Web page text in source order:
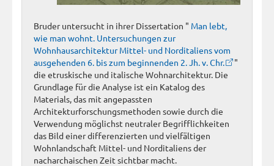
Bruder untersucht in ihrer Dissertation " Man lebt,
wie man wohnt. Untersuchungen zur
Wohnhausarchitektur Mittel- und Norditaliens vom
ausgehenden 6. bis zum beginnenden 2. Jh. v. Chr.
"
die etruskische und italische Wohnarchitektur. Die
Grundlage für die Analyse ist ein Katalog des
Materials, das mit angepassten
Architekturforschungsmethoden sowie durch die
Verwendung möglichst neutraler Begrifflichkeiten
das Bild einer differenzierten und vielfältigen
Wohnlandschaft Mittel- und Norditaliens der
nacharchaischen Zeit sichtbar macht.